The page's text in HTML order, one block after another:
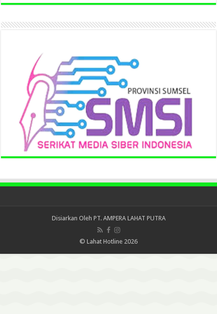
Disiarkan Oleh PT. AMPERA LAHAT PUTRA
© Lahat Hotline 2026